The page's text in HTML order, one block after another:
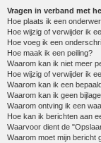
Vragen in verband met
Hoe plaats ik een
Hoe wijzig of verwijder ik
Hoe voeg ik een
Hoe maak ik een peiling?
Waarom kan ik niet meer
Hoe wijzig of verwijder ik
Waarom kan ik een
Waarom kan ik geen
Waarom ontving ik een
Hoe kan ik berichten aan
Waarvoor dient de
Waarom moet mijn bericht